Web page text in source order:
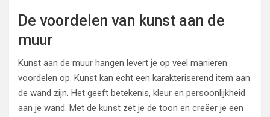
De voordelen van kunst aan de
muur
Kunst aan de muur hangen levert je op veel manieren
voordelen op. Kunst kan echt een karakteriserend item aan
de wand zijn. Het geeft betekenis, kleur en persoonlijkheid
aan je wand. Met de kunst zet je de toon en creëer je een